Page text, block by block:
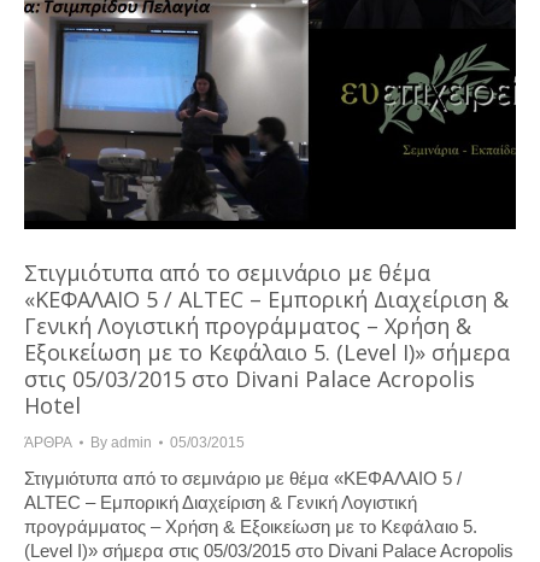
Στιγμιότυπα από το σεμινάριο με θέμα
«KΕΦΑΛΑΙΟ 5 / ΑLTEC – Εμπορική Διαχείριση &
Γενική Λογιστική προγράμματος – Χρήση &
Εξοικείωση με το Κεφάλαιο 5. (Level I)» σήμερα
στις 05/03/2015 στο Divani Palace Acropolis
Hotel
ΆΡΘΡΑ By admin 05/03/2015
Στιγμιότυπα από το σεμινάριο με θέμα «KΕΦΑΛΑΙΟ 5 /
ΑLTEC – Εμπορική Διαχείριση & Γενική Λογιστική
προγράμματος – Χρήση & Εξοικείωση με το Κεφάλαιο 5.
(Level I)» σήμερα στις 05/03/2015 στο Divani Palace Acropolis